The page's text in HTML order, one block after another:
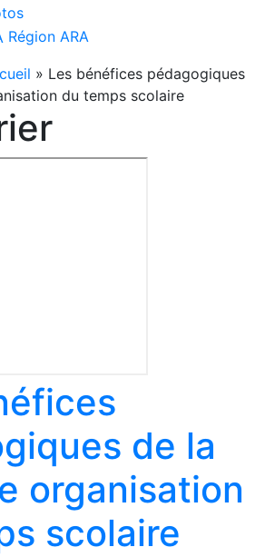
Région ARA
» Les bénéfices pédagogiques
du temps scolaire
de la
organisation
scolaire